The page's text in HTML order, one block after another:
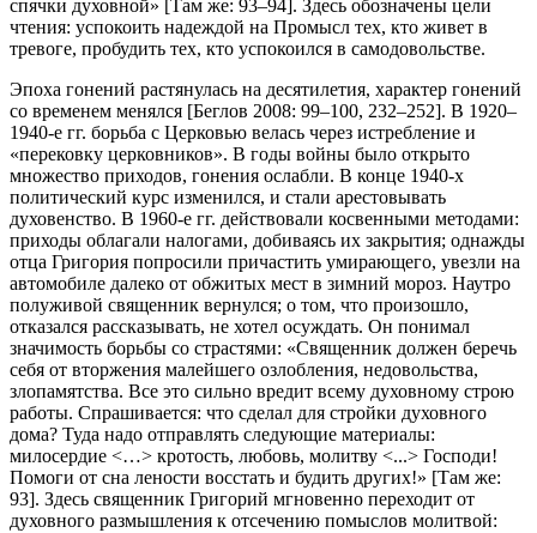
спячки духовной» [Там же: 93–94]. Здесь обозначены цели
чтения: успокоить надеждой на Промысл тех, кто живет в
тревоге, пробудить тех, кто успокоился в самодовольстве.
Эпоха гонений растянулась на десятилетия, характер гонений
со временем менялся [Беглов 2008: 99–100, 232–252]. В 1920–
1940-е гг. борьба с Церковью велась через истребление и
«перековку церковников». В годы войны было открыто
множество приходов, гонения ослабли. В конце 1940-х
политический курс изменился, и стали арестовывать
духовенство. В 1960-е гг. действовали косвенными методами:
приходы облагали налогами, добиваясь их закрытия; однажды
отца Григория попросили причастить умирающего, увезли на
автомобиле далеко от обжитых мест в зимний мороз. Наутро
полуживой священник вернулся; о том, что произошло,
отказался рассказывать, не хотел осуждать. Он понимал
значимость борьбы со страстями: «Священник должен беречь
себя от вторжения малейшего озлобления, недовольства,
злопамятства. Все это сильно вредит всему духовному строю
работы. Спрашивается: что сделал для стройки духовного
дома? Туда надо отправлять следующие материалы:
милосердие <…> кротость, любовь, молитву <...> Господи!
Помоги от сна лености восстать и будить других!» [Там же:
93]. Здесь священник Григорий мгновенно переходит от
духовного размышления к отсечению помыслов молитвой: